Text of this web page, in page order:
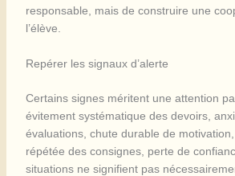
responsable, mais de construire une
l’élève.
Repérer les signaux d’alerte
Certains signes méritent une attention
évitement systématique des devoirs,
évaluations, chute durable de
répétée des consignes, perte de
situations ne signifient pas